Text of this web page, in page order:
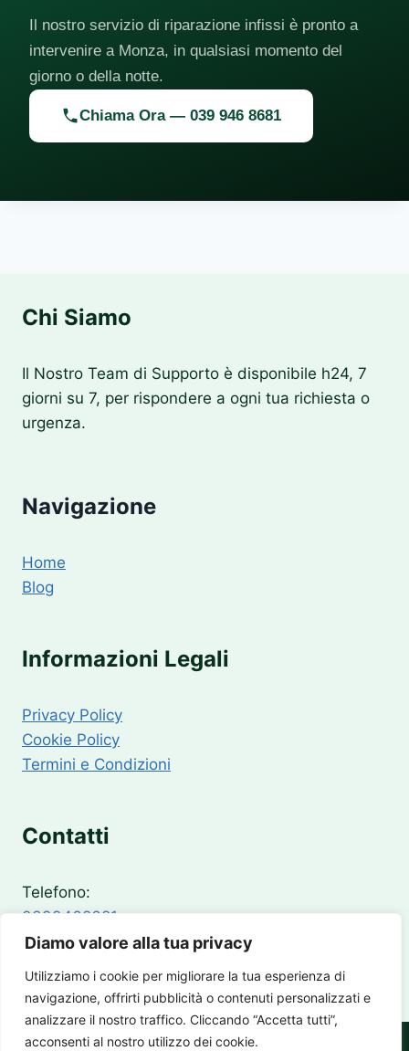
Diamo valore alla tua privacy
Utilizziamo i cookie per migliorare la tua esperienza di
navigazione, offrirti pubblicità o contenuti personalizzati e
analizzare il nostro traffico. Cliccando “Accetta tutti”,
acconsenti al nostro utilizzo dei cookie.
Il nostro servizio di riparazione infissi è pronto a
intervenire a Monza, in qualsiasi momento del
giorno o della notte.
Chiama Ora — 039 946 8681
Chi Siamo
Il Nostro Team di Supporto è disponibile h24, 7
giorni su 7, per rispondere a ogni tua richiesta o
urgenza.
Navigazione
Home
Blog
Informazioni Legali
Privacy Policy
Cookie Policy
Termini e Condizioni
Contatti
Telefono:
0399468681
Email:
info@pronto-intervento24.it